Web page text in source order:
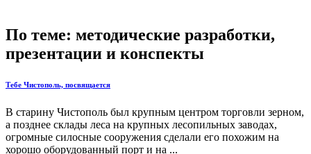
По теме: методические разработки,
презентации и конспекты
Тебе Чистополь, посвящается
В старину Чистополь был крупным центром торговли зерном,
а позднее склады леса на крупных лесопильных заводах,
огромные силосные сооружения сделали его похожим на
хорошо оборудованный порт и на ...